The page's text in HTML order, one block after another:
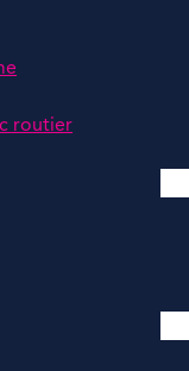
routier